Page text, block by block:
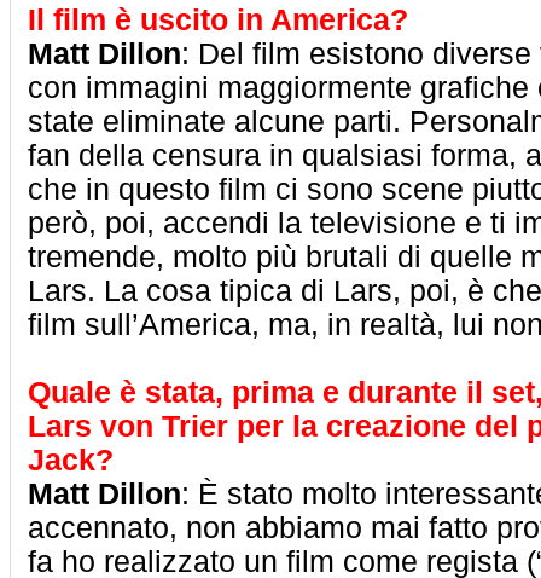
Il film è uscito in America?
Matt Dillon: Del film esistono
con immagini maggiormente
state eliminate alcune parti.
fan della censura in qualsiasi forma,
che in questo film ci sono scene
però, poi, accendi la televisione e ti
tremende, molto più brutali di quelle
Lars. La cosa tipica di Lars, poi, è
film sull’America, ma, in realtà, lui
Quale è stata, prima e durante il
Lars von Trier per la creazione del
Jack?
Matt Dillon: È stato molto
accennato, non abbiamo mai fatto
fa ho realizzato un film come regista